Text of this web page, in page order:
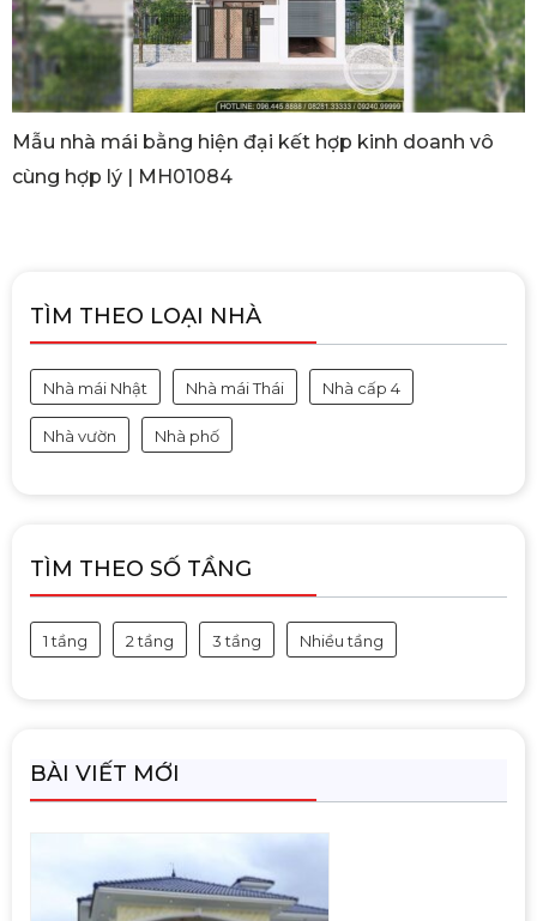
Mẫu nhà mái bằng hiện đại kết hợp kinh doanh vô
cùng hợp lý | MH01084
TÌM THEO LOẠI NHÀ
Nhà mái Nhật Nhà mái Thái Nhà cấp 4
Nhà vườn Nhà phố
TÌM THEO SỐ TẦNG
1 tầng 2 tầng 3 tầng Nhiều tầng
BÀI VIẾT MỚI